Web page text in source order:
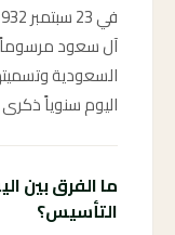
آل سعود مرسوماً
السعودية
اليوم سنوياً
ما الفرق بين
التأسيس؟